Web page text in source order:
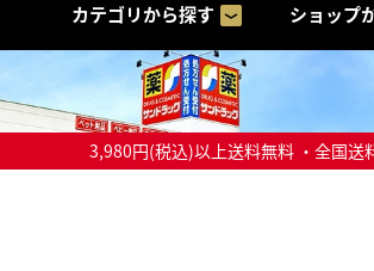
カテゴリから探す ショップ
3,980円(税込)以上送料無料 ・全国